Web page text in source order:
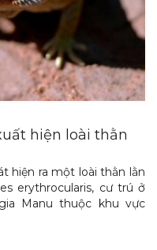
hiện loài thằn
hiện ra một loài thằn lằn
erythrocularis, cư trú ở
Manu thuộc khu vực